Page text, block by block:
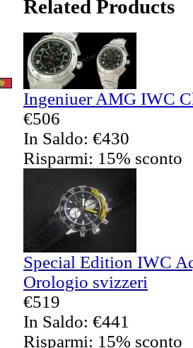
Related Products
Ingeniuer AMG IWC
€506
In Saldo: €430
Risparmi: 15% sconto
Special Edition IWC
Orologio svizzeri
€519
In Saldo: €441
Risparmi: 15% sconto